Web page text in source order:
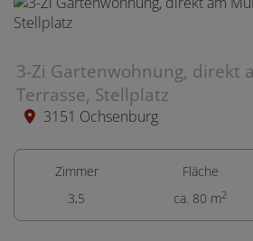
3-Zi Gartenwohnung, direkt
Terrasse, Stellplatz
3151 Ochsenburg
Zimmer
3,5
Fläche
ca. 80 m2